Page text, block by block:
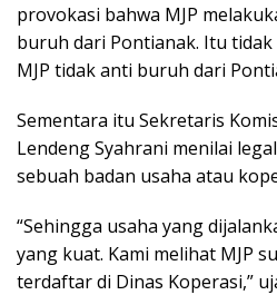
provokasi bahwa MJP
buruh dari Pontianak. Itu tidak
MJP tidak anti buruh dari
Sementara itu Sekretaris
Lendeng Syahrani menilai
sebuah badan usaha atau
“Sehingga usaha yang
yang kuat. Kami melihat MJP
terdaftar di Dinas Koperasi,”